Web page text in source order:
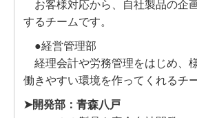
お客様対応から、自社製品の企
するチームです。
●経営管理部
経理会計や労務管理をはじめ、
働きやすい環境を作ってくれるチ
➤開発部：青森八戸